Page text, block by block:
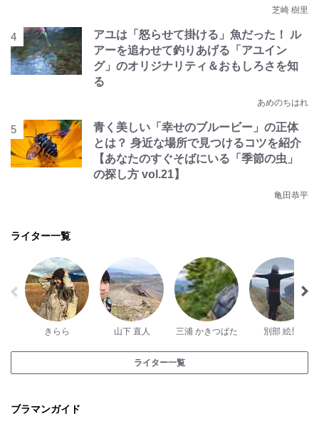
芝崎 樹里
アユは「怒らせて掛ける」魚だった！ ル
アーを追わせて釣りあげる「アユイン
グ」のオリジナリティ＆おもしろさを知
る
あめのちはれ
青く美しい「幸せのブルービー」の正体
とは？ 身近な場所で見つけるコツを紹介
【あなたのすぐそばにいる「季節の虫」
の探し方 vol.21】
亀田恭平
ライター一覧
きらら 山下 直人 三浦 かきつばた 別部 絵里
ライター一覧
ブラマンガイド